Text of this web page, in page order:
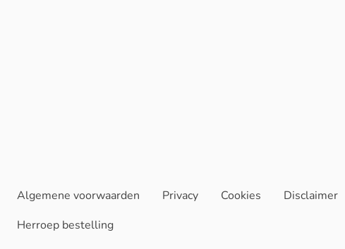
Algemene voorwaarden Privacy Cookies Disclaimer
Herroep bestelling